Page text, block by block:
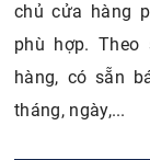
chủ cửa hàng
phù hợp.
hàng, có sẵn
tháng, ngày,...